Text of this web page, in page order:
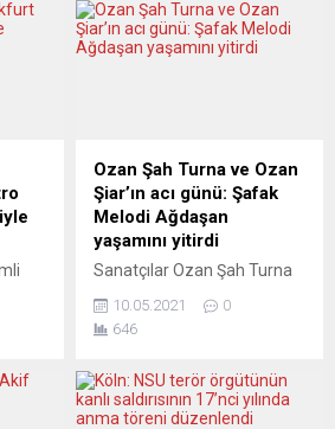
karar, bu bağlamda bir
ilk.İsveç’in NATO üyeliğine
bir kişiyi Türkiye’ye iade
etme kararı geldi. İsveç...
Ozan Şah Turna ve Ozan
Şiar’ın acı günü: Şafak
Melodi Ağdaşan
yaşamını yitirdi
Sanatçılar Ozan Şah Turna
sanatçı kızları 31 yaşındaki
Şafak Melodi Ağdaşan
Koronavirüs tedavisi gören
oyuncu ve müzisyen Şafak
10.05.2021
0
646